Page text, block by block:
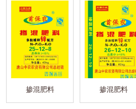
掺混肥料 掺混肥料